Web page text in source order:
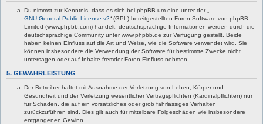
Du nimmst zur Kenntnis, dass es sich bei phpBB um eine unter der „
GNU General Public License v2“ (GPL) bereitgestellten Foren-Software von phpBB
Limited (www.phpbb.com) handelt; deutschsprachige Informationen werden durch die
deutschsprachige Community unter www.phpbb.de zur Verfügung gestellt. Beide
haben keinen Einfluss auf die Art und Weise, wie die Software verwendet wird. Sie
können insbesondere die Verwendung der Software für bestimmte Zwecke nicht
untersagen oder auf Inhalte fremder Foren Einfluss nehmen.
5. GEWÄHRLEISTUNG
Der Betreiber haftet mit Ausnahme der Verletzung von Leben, Körper und
Gesundheit und der Verletzung wesentlicher Vertragspflichten (Kardinalpflichten) nur
für Schäden, die auf ein vorsätzliches oder grob fahrlässiges Verhalten
zurückzuführen sind. Dies gilt auch für mittelbare Folgeschäden wie insbesondere
entgangenen Gewinn.